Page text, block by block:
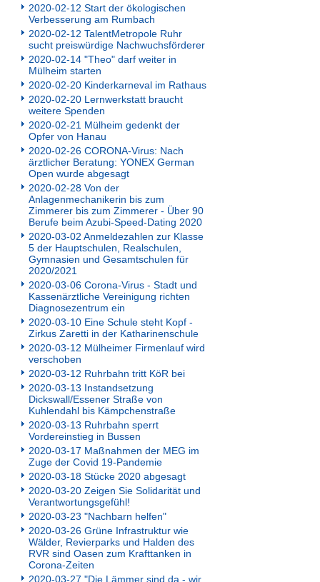
2020-02-12 Start der ökologischen
Verbesserung am Rumbach
2020-02-12 TalentMetropole Ruhr
sucht preiswürdige Nachwuchsförderer
2020-02-14 "Theo" darf weiter in
Mülheim starten
2020-02-20 Kinderkarneval im Rathaus
2020-02-20 Lernwerkstatt braucht
weitere Spenden
2020-02-21 Mülheim gedenkt der
Opfer von Hanau
2020-02-26 CORONA-Virus: Nach
ärztlicher Beratung: YONEX German
Open wurde abgesagt
2020-02-28 Von der
Anlagenmechanikerin bis zum
Zimmerer bis zum Zimmerer - Über 90
Berufe beim Azubi-Speed-Dating 2020
2020-03-02 Anmeldezahlen zur Klasse
5 der Hauptschulen, Realschulen,
Gymnasien und Gesamtschulen für
2020/2021
2020-03-06 Corona-Virus - Stadt und
Kassenärztliche Vereinigung richten
Diagnosezentrum ein
2020-03-10 Eine Schule steht Kopf -
Zirkus Zaretti in der Katharinenschule
2020-03-12 Mülheimer Firmenlauf wird
verschoben
2020-03-12 Ruhrbahn tritt KöR bei
2020-03-13 Instandsetzung
Dickswall/Essener Straße von
Kuhlendahl bis Kämpchenstraße
2020-03-13 Ruhrbahn sperrt
Vordereinstieg in Bussen
2020-03-17 Maßnahmen der MEG im
Zuge der Covid 19-Pandemie
2020-03-18 Stücke 2020 abgesagt
2020-03-20 Zeigen Sie Solidarität und
Verantwortungsgefühl!
2020-03-23 "Nachbarn helfen"
2020-03-26 Grüne Infrastruktur wie
Wälder, Revierparks und Halden des
RVR sind Oasen zum Krafttanken in
Corona-Zeiten
2020-03-27 "Die Lämmer sind da - wir